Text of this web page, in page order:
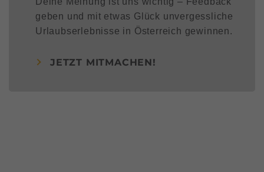
geben und mit etwas Glück unvergessliche
Urlaubserlebnisse in Österreich gewinnen.
JETZT MITMACHEN!